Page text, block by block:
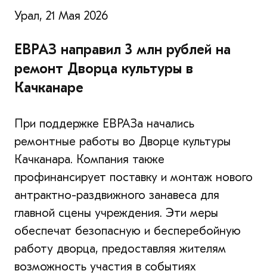
Урал, 21 Мая 2026
ЕВРАЗ направил 3 млн рублей на
ремонт Дворца культуры в
Качканаре
При поддержке ЕВРАЗа начались
ремонтные работы во Дворце культуры
Качканара. Компания также
профинансирует поставку и монтаж нового
антрактно-раздвижного занавеса для
главной сцены учреждения. Эти меры
обеспечат безопасную и бесперебойную
работу дворца, предоставляя жителям
возможность участия в событиях